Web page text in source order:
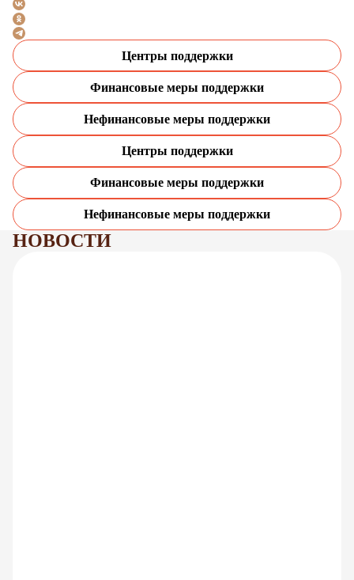
Центры поддержки
Финансовые меры поддержки
Нефинансовые меры поддержки
Центры поддержки
Финансовые меры поддержки
Нефинансовые меры поддержки
НОВОСТИ